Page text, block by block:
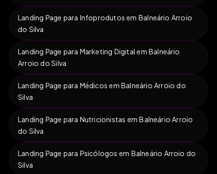
Landing Page para Infoprodutos em Balneário Arroio
do Silva
Landing Page para Marketing Digital em Balneário
Arroio do Silva
Landing Page para Médicos em Balneário Arroio do
Silva
Landing Page para Nutricionistas em Balneário Arroio
do Silva
Landing Page para Psicólogos em Balneário Arroio do
Silva